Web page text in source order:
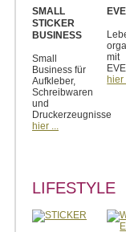
SMALL
STICKER
BUSINESS
Small
Business für
Aufkleber,
Schreibwaren
und
Druckerzeugnisse
hier ...
mit
hier
LIFESTYLE